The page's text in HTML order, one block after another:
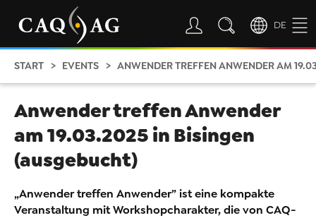
DE
START EVENTS ANWENDER TREFFEN ANWENDER AM
Anwender treffen Anwender
am 19.03.2025 in Bisingen
(ausgebucht)
„Anwender treffen Anwender” ist eine kompakte
Veranstaltung mit Workshopcharakter, die von CAQ-